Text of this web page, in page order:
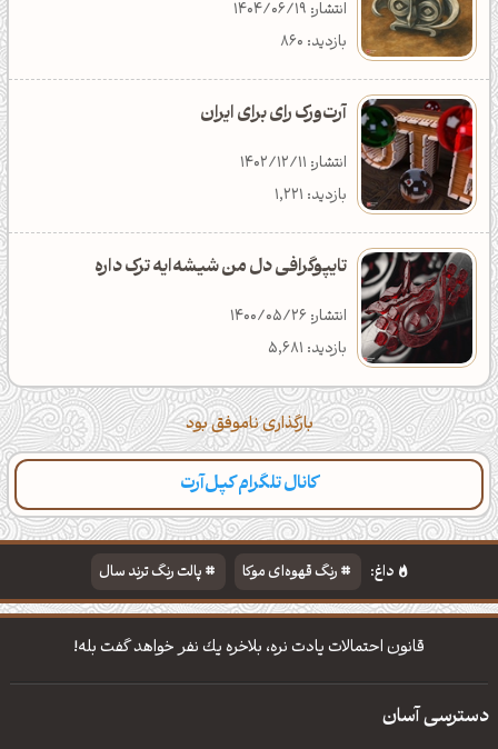
انتشار: 1404/06/01
بازدید: 7,628
انتشار: 1404/12/23
دسته‌بندی: تکنولوژی
انتشار: 1405/03/04
دانلود: 371
انتشار: 1404/06/19
بازدید: 860
آرت‌ورک رای برای ایران
انتشار: 1402/12/11
بازدید: 1,221
تایپوگرافی دل من شیشه‌ایه ترک داره
انتشار: 1400/05/26
بازدید: 5,681
بارگذاری ناموفق بود
کانال تلگرام کپل‌آرت
دسته‌بندی مطالب تازه تایپوگرافی پالت‌ها
داغ: رنگ قهوه‌ای موکا
پالت رنگ ترند سال
دانلود والپیپر مذهبی
تایپوگرافی شعر مولانا
قانون احتمالات یادت نره، بلاخره یك نفر خواهد گفت بله!
دسترسی آسان